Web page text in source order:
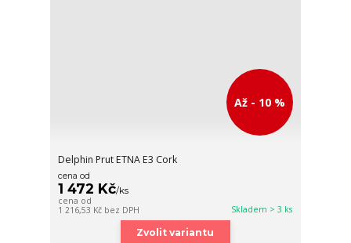
Až - 10 %
Delphin Prut ETNA E3 Cork
cena od
1 472 Kč/ks
cena od
1 216,53 Kč bez DPH Skladem > 3 ks
Zvolit variantu